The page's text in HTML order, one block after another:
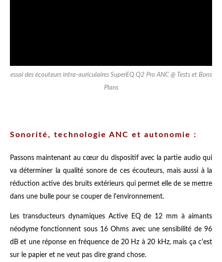
essai des écouteurs intra-auriculaires SuperEQ Q2 Pro ANC @ Tests et Bons
Plans
Sonorité, technologie ANC et autonomie :
Passons maintenant au cœur du dispositif avec la partie audio qui
va déterminer la qualité sonore de ces écouteurs, mais aussi à la
réduction active des bruits extérieurs qui permet elle de se mettre
dans une bulle pour se couper de l'environnement.
Les transducteurs dynamiques Active EQ de 12 mm à aimants
néodyme fonctionnent sous 16 Ohms avec une sensibilité de 96
dB et une réponse en fréquence de 20 Hz à 20 kHz, mais ça c'est
sur le papier et ne veut pas dire grand chose.